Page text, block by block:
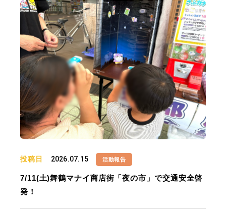
投稿日 2026.07.15 活動報告
7/11(土)舞鶴マナイ商店街「夜の市」で交通安全啓
発！